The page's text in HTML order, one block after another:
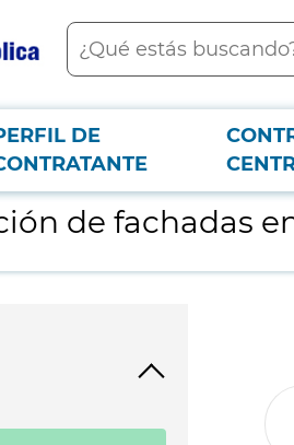
Buscar
DE
fachadas en el colegio público de infantil y
de fachadas